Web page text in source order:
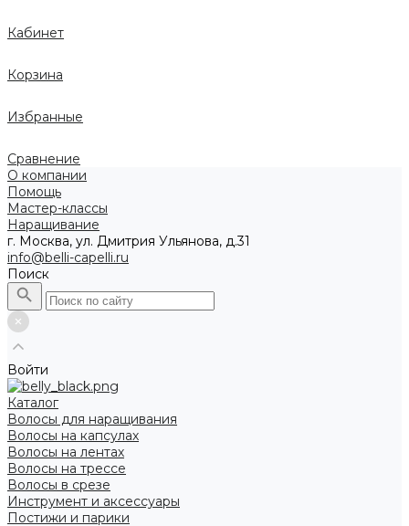
Кабинет
Корзина
Избранные
Сравнение
О компании
Помощь
Мастер-классы
Наращивание
г. Москва, ул. Дмитрия Ульянова, д.31
info@belli-capelli.ru
Поиск
Войти
Каталог
Волосы для наращивания
Волосы на капсулах
Волосы на лентах
Волосы на трессе
Волосы в срезе
Инструмент и аксессуары
Постижи и парики